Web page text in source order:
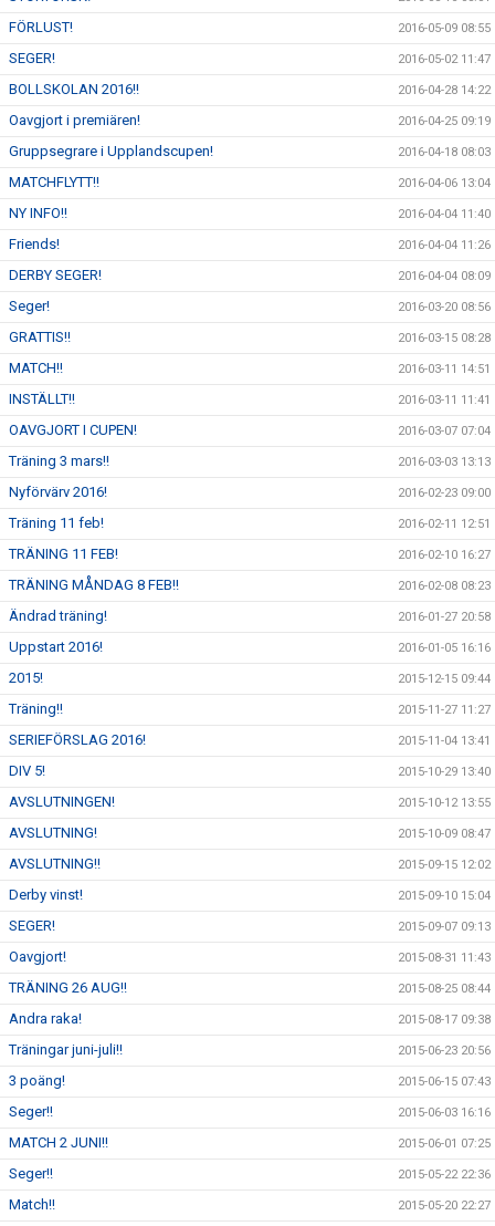
FÖRLUST! 2016-05-09 08:55
SEGER! 2016-05-02 11:47
BOLLSKOLAN 2016!! 2016-04-28 14:22
Oavgjort i premiären! 2016-04-25 09:19
Gruppsegrare i Upplandscupen! 2016-04-18 08:03
MATCHFLYTT!! 2016-04-06 13:04
NY INFO!! 2016-04-04 11:40
Friends! 2016-04-04 11:26
DERBY SEGER! 2016-04-04 08:09
Seger! 2016-03-20 08:56
GRATTIS!! 2016-03-15 08:28
MATCH!! 2016-03-11 14:51
INSTÄLLT!! 2016-03-11 11:41
OAVGJORT I CUPEN! 2016-03-07 07:04
Träning 3 mars!! 2016-03-03 13:13
Nyförvärv 2016! 2016-02-23 09:00
Träning 11 feb! 2016-02-11 12:51
TRÄNING 11 FEB! 2016-02-10 16:27
TRÄNING MÅNDAG 8 FEB!! 2016-02-08 08:23
Ändrad träning! 2016-01-27 20:58
Uppstart 2016! 2016-01-05 16:16
2015! 2015-12-15 09:44
Träning!! 2015-11-27 11:27
SERIEFÖRSLAG 2016! 2015-11-04 13:41
DIV 5! 2015-10-29 13:40
AVSLUTNINGEN! 2015-10-12 13:55
AVSLUTNING! 2015-10-09 08:47
AVSLUTNING!! 2015-09-15 12:02
Derby vinst! 2015-09-10 15:04
SEGER! 2015-09-07 09:13
Oavgjort! 2015-08-31 11:43
TRÄNING 26 AUG!! 2015-08-25 08:44
Andra raka! 2015-08-17 09:38
Träningar juni-juli!! 2015-06-23 20:56
3 poäng! 2015-06-15 07:43
Seger!! 2015-06-03 16:16
MATCH 2 JUNI!! 2015-06-01 07:25
Seger!! 2015-05-22 22:36
Match!! 2015-05-20 22:27